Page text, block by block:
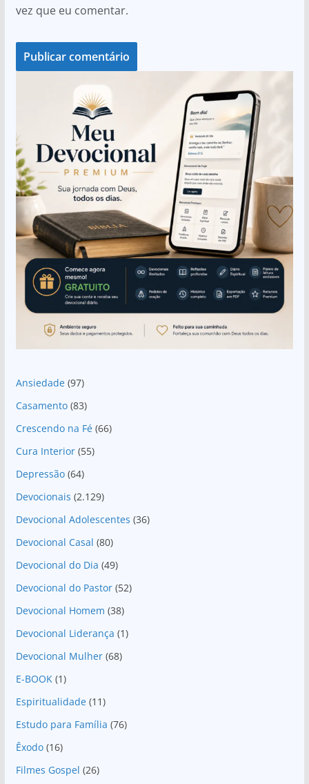
vez que eu comentar.
Ansiedade(97)
Casamento(83)
Crescendo na Fé(66)
Cura Interior(55)
Depressão(64)
Devocionais (2.129)
Devocional Adolescentes (36)
Devocional Casal (80)
Devocional do Dia (49)
Devocional do Pastor(52)
Devocional Homem (38)
Devocional Liderança (1)
Devocional Mulher(68)
E-BOOK(1)
Espiritualidade(11)
Estudo para Família (76)
Êxodo(16)
Filmes Gospel (26)